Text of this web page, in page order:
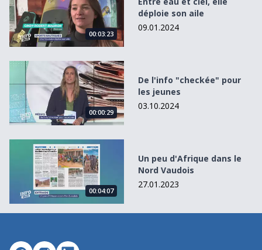
00:03:23
déploie son aile
09.01.2024
De l&#039;info &quot;checkée&quot; pour les jeunes
00:00:29
De l'info "checkée" pour
les jeunes
03.10.2024
Un peu d&#039;Afrique dans le Nord Vaudois
00:04:07
Un peu d'Afrique dans le
Nord Vaudois
27.01.2023